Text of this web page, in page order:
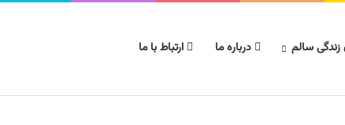
زندگی سالم درباره ما ارتباط با ما